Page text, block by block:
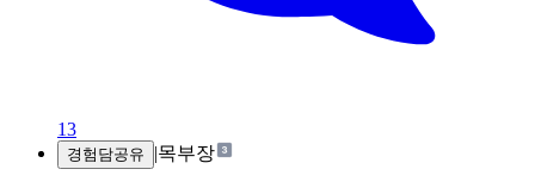
13
경험담공유 |목부장